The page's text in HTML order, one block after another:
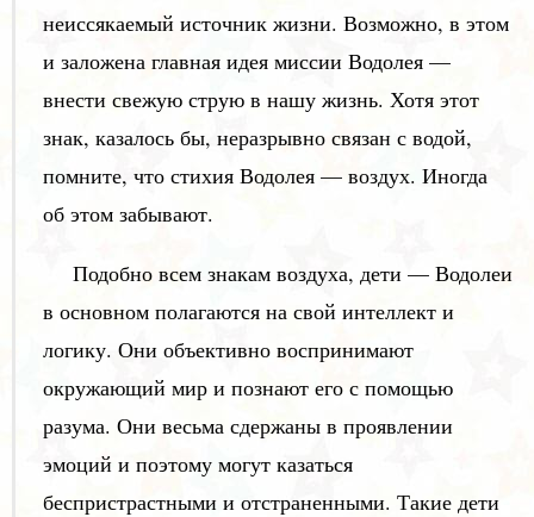
неиссякаемый источник жизни. Возможно, в этом
и заложена главная идея миссии Водолея —
внести свежую струю в нашу жизнь. Хотя этот
знак, казалось бы, неразрывно связан с водой,
помните, что стихия Водолея — воздух. Иногда
об этом забывают.
Подобно всем знакам воздуха, дети — Водолеи
в основном полагаются на свой интеллект и
логику. Они объективно воспринимают
окружающий мир и познают его с помощью
разума. Они весьма сдержаны в проявлении
эмоций и поэтому могут казаться
беспристрастными и отстраненными. Такие дети